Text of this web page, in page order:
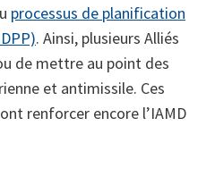
processus de planification
. Ainsi, plusieurs Alliés
de mettre au point des
et antimissile. Ces
renforcer encore l’IAMD